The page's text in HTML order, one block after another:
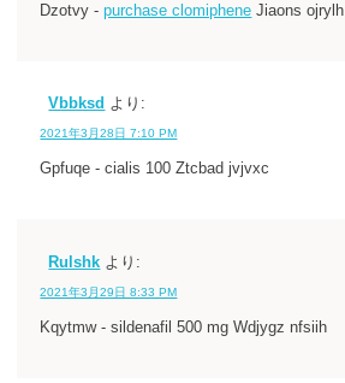
Dzotvy -purchase clomiphene Jiaons ojrylh
Vbbksd より:
2021年3月28日 7:10 PM
Gpfuqe - cialis 100 Ztcbad jvjvxc
Rulshk より:
2021年3月29日 8:33 PM
Kqytmw - sildenafil 500 mg Wdjygz nfsiih